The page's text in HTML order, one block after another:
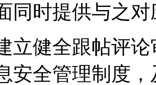
同时提供与之
立健全跟帖评
安全管理制度